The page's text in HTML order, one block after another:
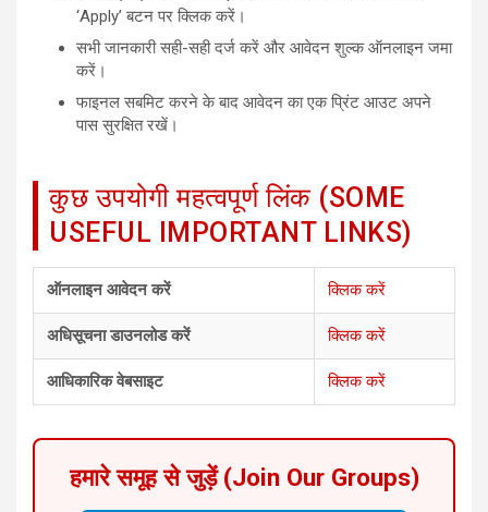
‘Apply’ बटन पर क्लिक करें।
सभी जानकारी सही-सही दर्ज करें और आवेदन शुल्क ऑनलाइन जमा
करें।
फाइनल सबमिट करने के बाद आवेदन का एक प्रिंट आउट अपने
पास सुरक्षित रखें।
कुछ उपयोगी महत्वपूर्ण लिंक (SOME
USEFUL IMPORTANT LINKS)
ऑनलाइन आवेदन करें क्लिक करें
अधिसूचना डाउनलोड करें क्लिक करें
आधिकारिक वेबसाइट क्लिक करें
हमारे समूह से जुड़ें (Join Our Groups)